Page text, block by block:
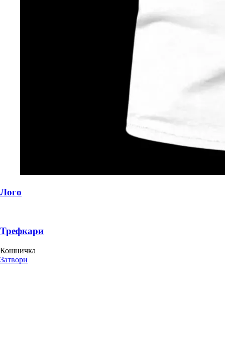
Лого
Трефкари
Кошничка
Затвори